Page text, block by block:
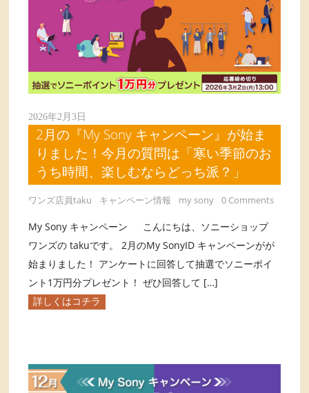
2026年2月3日
2月の『My Sony キャンペーン』が始ま
りました！今月の質問は「寒い季節のお
うち時間、楽しむならどっち派？」
ワンズ店員taku キャンペーン情報 my sony 0 Comments
My Sony キャンペーン こんにちは、ソニーショップ
ワンズの takuです。 2月のMy SonyID キャンペーンがが
始まりました！ アンケートに回答して抽選でソニーポイ
ント1万円分プレゼント！ ぜひ回答して […]
詳しくはコチラ